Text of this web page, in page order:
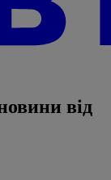
від